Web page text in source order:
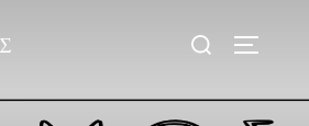
Search